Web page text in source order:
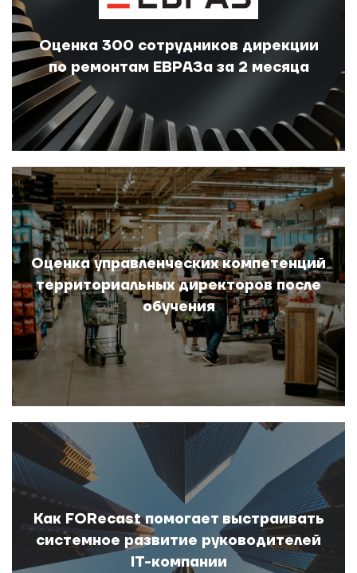
Оценка 300 сотрудников дирекции
по ремонтам ЕВРАЗа за 2 месяца
Оценка управленческих компетенций
территориальных директоров после
обучения
Как FORecast помогает выстраивать
системное развитие руководителей
IT-компании